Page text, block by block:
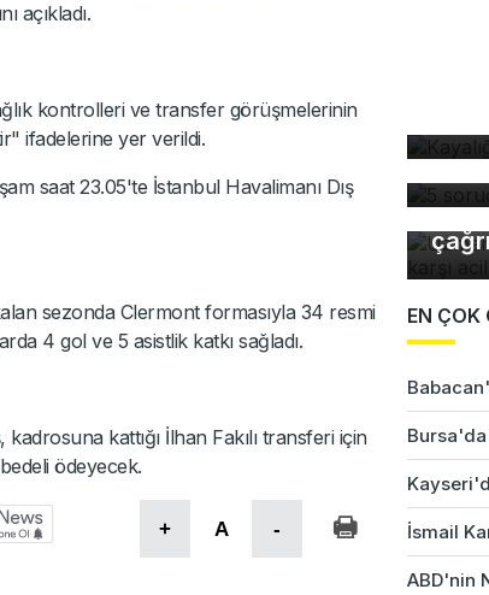
açıkladı.
kontrolleri ve transfer görüşmelerinin
ifadelerine yer verildi.
saat 23.05'te İstanbul Havalimanı Dış
sezonda Clermont formasıyla 34 resmi
4 gol ve 5 asistlik katkı sağladı.
kattığı İlhan Fakılı transferi için
ödeyecek.
+ A -
5
EN ÇOK
İsmail
ABD'nin